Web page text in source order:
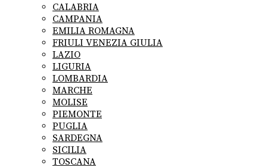
CALABRIA
CAMPANIA
EMILIA ROMAGNA
FRIULI VENEZIA GIULIA
LAZIO
LIGURIA
LOMBARDIA
MARCHE
MOLISE
PIEMONTE
PUGLIA
SARDEGNA
SICILIA
TOSCANA